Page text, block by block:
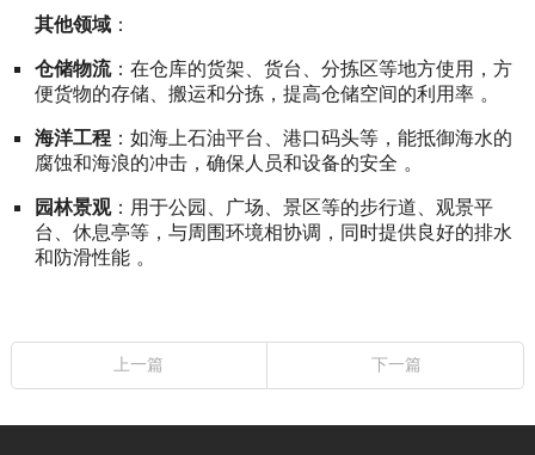
其他领域：
仓储物流：在仓库的货架、货台、分拣区等地方使用，方
便货物的存储、搬运和分拣，提高仓储空间的利用率 。
海洋工程：如海上石油平台、港口码头等，能抵御海水的
腐蚀和海浪的冲击，确保人员和设备的安全 。
园林景观：用于公园、广场、景区等的步行道、观景平
台、休息亭等，与周围环境相协调，同时提供良好的排水
和防滑性能 。
上一篇 下一篇